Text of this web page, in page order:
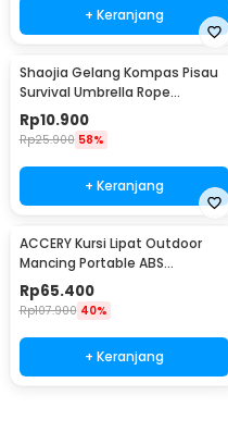
+ Keranjang
Shaojia Gelang Kompas Pisau
Survival Umbrella Rope
Bracelet - HJT41
Rp10.900
Rp25.900 58%
+ Keranjang
ACCERY Kursi Lipat Outdoor
Mancing Portable ABS
Telescopic Chair - NDS66
Rp65.400
Rp107.900 40%
+ Keranjang